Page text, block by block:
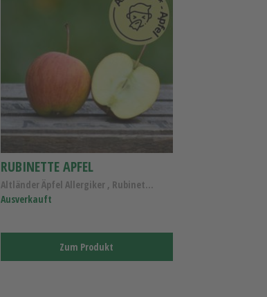
RUBINETTE APFEL
Altländer Äpfel Allergiker , Rubinette Apfel Kl.I
Ausverkauft
Zum Produkt